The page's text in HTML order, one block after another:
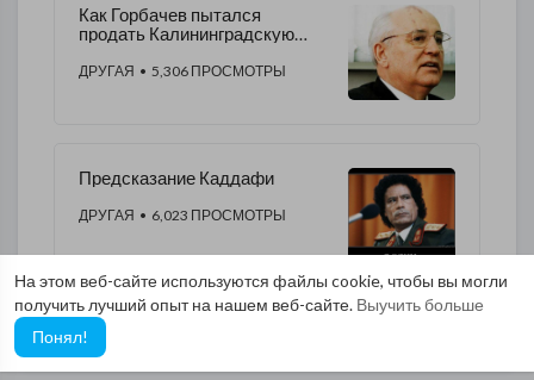
На этом веб-сайте используются файлы cookie, чтобы вы могли
получить лучший опыт на нашем веб-сайте. Выучить больше
Понял!
Как Горбачев пытался
продать Калининградскую
ДРУГАЯ • 5,306 ПРОСМОТРЫ
Предсказание Каддафи
ДРУГАЯ • 6,023 ПРОСМОТРЫ